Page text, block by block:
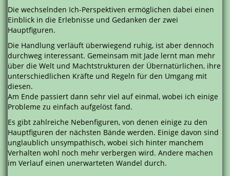
Die wechselnden Ich-Perspektiven ermöglichen dabei einen
Einblick in die Erlebnisse und Gedanken der zwei
Hauptfiguren.
Die Handlung verläuft überwiegend ruhig, ist aber dennoch
durchweg interessant. Gemeinsam mit Jade lernt man mehr
über die Welt und Machtstrukturen der Übernatürlichen, ihre
unterschiedlichen Kräfte und Regeln für den Umgang mit
diesen.
Am Ende passiert dann sehr viel auf einmal, wobei ich einige
Probleme zu einfach aufgelöst fand.
Es gibt zahlreiche Nebenfiguren, von denen einige zu den
Hauptfiguren der nächsten Bände werden. Einige davon sind
unglaublich unsympathisch, wobei sich hinter manchem
Verhalten wohl noch mehr verbergen wird. Andere machen
im Verlauf einen unerwarteten Wandel durch.